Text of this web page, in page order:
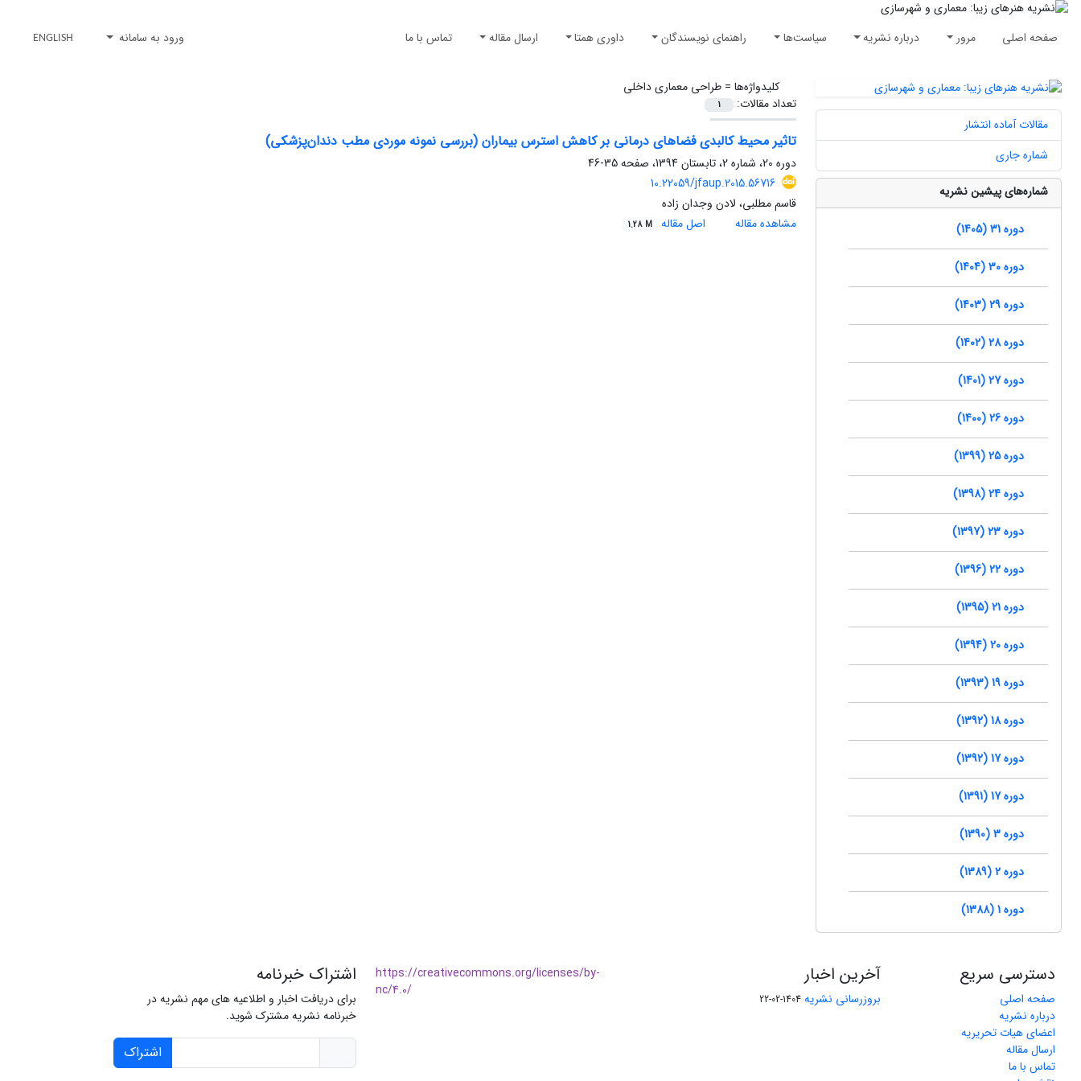
صفحه اصلی مرور درباره نشریه سیاست‌ها راهنمای نویسندگان داوری همتا ارسال مقاله تماس با ما ورود به سامانه ENGLISH
کلیدواژه‌ها =طراحی معماری داخلی
تعداد مقالات:
1
تاثیر محیط کالبدی فضاهای درمانی بر کاهش استرس بیماران (بررسی نمونه موردی مطب دندان‌پزشکی)
دوره 20، شماره 2، تابستان 1394، صفحه
35-46
10.22059/jfaup.2015.56716
قاسم مطلبی، لادن وجدان زاده
مشاهده مقاله
اصل مقاله 1.28 M
مقالات آماده انتشار
شماره جاری
شماره‌های پیشین نشریه
دوره 31 (1405)
دوره 30 (1404)
دوره 29 (1403)
دوره 28 (1402)
دوره 27 (1401)
دوره 26 (1400)
دوره 25 (1399)
دوره 24 (1398)
دوره 23 (1397)
دوره 22 (1396)
دوره 21 (1395)
دوره 20 (1394)
دوره 19 (1393)
دوره 18 (1392)
دوره 17 (1392)
دوره 17 (1391)
دوره 3 (1390)
دوره 2 (1389)
دوره 1 (1388)
دسترسی سریع
صفحه اصلی
درباره نشریه
اعضای هیات تحریریه
ارسال مقاله
تماس با ما
آخرین اخبار
بروزرسانی نشریه 1404-02-22
https://creativecommons.org/licenses/by-
nc/4.0/
اشتراک خبرنامه
برای دریافت اخبار و اطلاعیه های مهم نشریه در
خبرنامه نشریه مشترک شوید.
اشتراک